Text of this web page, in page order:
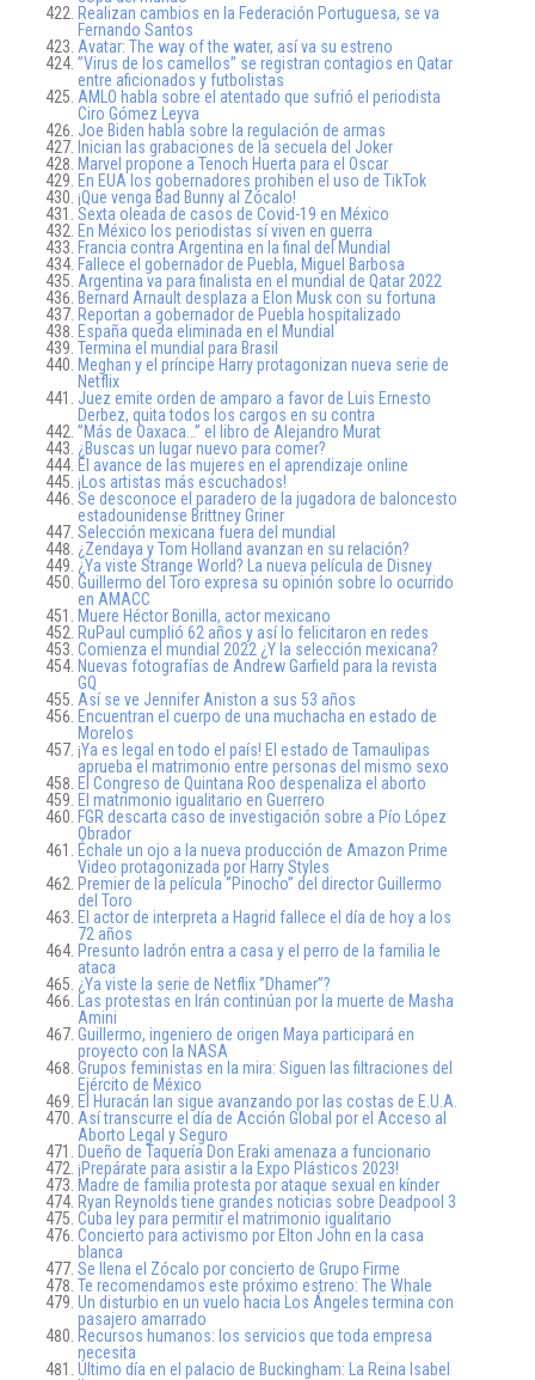
Realizan cambios en la Federación Portuguesa, se va
Fernando Santos
Avatar: The way of the water, así va su estreno
”Virus de los camellos” se registran contagios en Qatar
entre aficionados y futbolistas
AMLO habla sobre el atentado que sufrió el periodista
Ciro Gómez Leyva
Joe Biden habla sobre la regulación de armas
Inician las grabaciones de la secuela del Joker
Marvel propone a Tenoch Huerta para el Oscar
En EUA los gobernadores prohiben el uso de TikTok
¡Que venga Bad Bunny al Zócalo!
Sexta oleada de casos de Covid-19 en México
En México los periodistas sí viven en guerra
Francia contra Argentina en la final del Mundial
Fallece el gobernador de Puebla, Miguel Barbosa
Argentina va para finalista en el mundial de Qatar 2022
Bernard Arnault desplaza a Elon Musk con su fortuna
Reportan a gobernador de Puebla hospitalizado
España queda eliminada en el Mundial
Termina el mundial para Brasil
Meghan y el príncipe Harry protagonizan nueva serie de
Netflix
Juez emite orden de amparo a favor de Luis Ernesto
Derbez, quita todos los cargos en su contra
”Más de Oaxaca…” el libro de Alejandro Murat
¿Buscas un lugar nuevo para comer?
El avance de las mujeres en el aprendizaje online
¡Los artistas más escuchados!
Se desconoce el paradero de la jugadora de baloncesto
estadounidense Brittney Griner
Selección mexicana fuera del mundial
¿Zendaya y Tom Holland avanzan en su relación?
¿Ya viste Strange World? La nueva película de Disney
Guillermo del Toro expresa su opinión sobre lo ocurrido
en AMACC
Muere Héctor Bonilla, actor mexicano
RuPaul cumplió 62 años y así lo felicitaron en redes
Comienza el mundial 2022 ¿Y la selección mexicana?
Nuevas fotografías de Andrew Garfield para la revista
GQ
Así se ve Jennifer Aniston a sus 53 años
Encuentran el cuerpo de una muchacha en estado de
Morelos
¡Ya es legal en todo el país! El estado de Tamaulipas
aprueba el matrimonio entre personas del mismo sexo
El Congreso de Quintana Roo despenaliza el aborto
El matrimonio igualitario en Guerrero
FGR descarta caso de investigación sobre a Pío López
Obrador
Échale un ojo a la nueva producción de Amazon Prime
Video protagonizada por Harry Styles
Premier de la película ‘’Pinocho’’ del director Guillermo
del Toro
El actor de interpreta a Hagrid fallece el día de hoy a los
72 años
Presunto ladrón entra a casa y el perro de la familia le
ataca
¿Ya viste la serie de Netflix ‘’Dhamer’’?
Las protestas en Irán continúan por la muerte de Masha
Amini
Guillermo, ingeniero de origen Maya participará en
proyecto con la NASA
Grupos feministas en la mira: Siguen las filtraciones del
Ejército de México
El Huracán Ian sigue avanzando por las costas de E.U.A.
Así transcurre el día de Acción Global por el Acceso al
Aborto Legal y Seguro
Dueño de Taquería Don Eraki amenaza a funcionario
¡Prepárate para asistir a la Expo Plásticos 2023!
Madre de familia protesta por ataque sexual en kínder
Ryan Reynolds tiene grandes noticias sobre Deadpool 3
Cuba ley para permitir el matrimonio igualitario
Concierto para activismo por Elton John en la casa
blanca
Se llena el Zócalo por concierto de Grupo Firme
Te recomendamos este próximo estreno: The Whale
Un disturbio en un vuelo hacia Los Ángeles termina con
pasajero amarrado
Recursos humanos: los servicios que toda empresa
necesita
Último día en el palacio de Buckingham: La Reina Isabel